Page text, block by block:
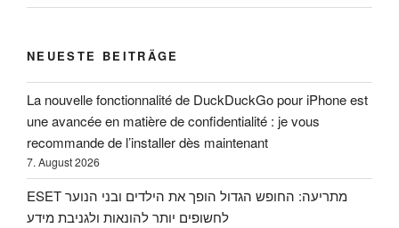
NEUESTE BEITRÄGE
La nouvelle fonctionnalité de DuckDuckGo pour iPhone est
une avancée en matière de confidentialité : je vous
recommande de l’installer dès maintenant
7. August 2026
ESET מתריעה: החופש הגדול הופך את הילדים ובני הנוער
לחשופים יותר להונאות ולגניבת מידע